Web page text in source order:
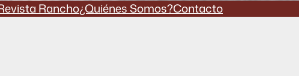
Rancho¿Quiénes Somos?Contacto